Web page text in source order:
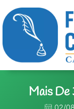
Mais De
02/